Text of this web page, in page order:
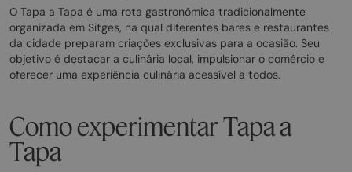
O Tapa a Tapa é uma rota gastronômica tradicionalmente
organizada em Sitges, na qual diferentes bares e restaurantes
da cidade preparam criações exclusivas para a ocasião. Seu
objetivo é destacar a culinária local, impulsionar o comércio e
oferecer uma experiência culinária acessível a todos.
Como experimentar Tapa a
Tapa